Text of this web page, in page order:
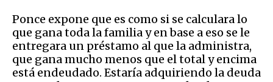
Ponce expone que es como si se calculara lo
que gana toda la familia y en base a eso se le
entregara un préstamo al que la administra,
que gana mucho menos que el total y encima
está endeudado. Estaría adquiriendo la deuda